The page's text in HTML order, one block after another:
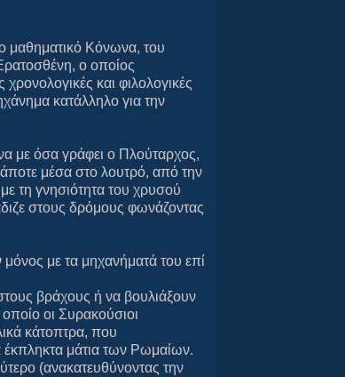
μαθηματικό Κόνωνα, του
ο οποίος
και φιλολογικές
κατάλληλο για την
με όσα γράφει ο Πλούταρχος,
μέσα στο λουτρό, από την
τη γνησιότητα του χρυσού
στους δρόμους φωνάζοντας
με τα μηχανήματά του επί
βράχους ή να βουλιάξουν
οι Συρακούσιοι
κάτοπτρα, που
έκπληκτα μάτια των Ρωμαίων.
(ανακατευθύνοντας την